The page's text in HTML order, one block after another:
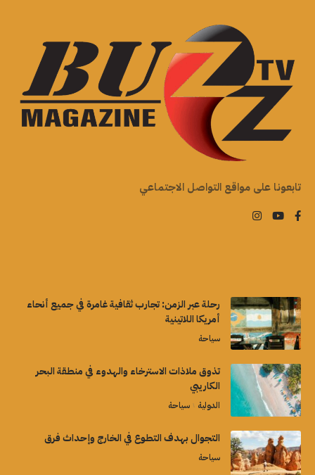
تابعونا على مواقع التواصل الاجتماعي
رحلة عبر الزمن: تجارب ثقافية غامرة في جميع أنحاء
أمريكا اللاتينية
سياحة
تذوق ملاذات الاسترخاء والهدوء في منطقة البحر
الكاريبي
الدولية سياحة
التجوال بهدف التطوع في الخارج وإحداث فرق
سياحة